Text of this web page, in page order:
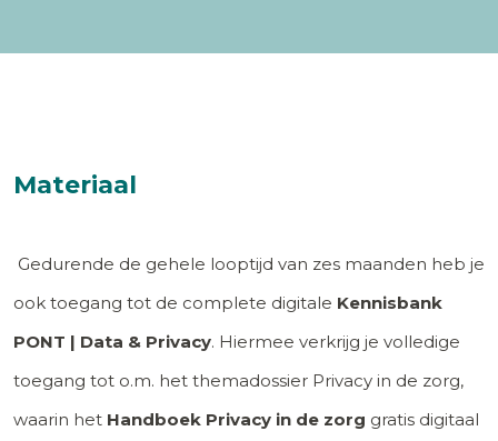
Materiaal
Gedurende de gehele looptijd van zes maanden heb je
ook toegang tot de complete digitale Kennisbank
PONT | Data & Privacy. Hiermee verkrijg je volledige
toegang tot o.m. het themadossier Privacy in de zorg,
waarin het Handboek Privacy in de zorg gratis digitaal